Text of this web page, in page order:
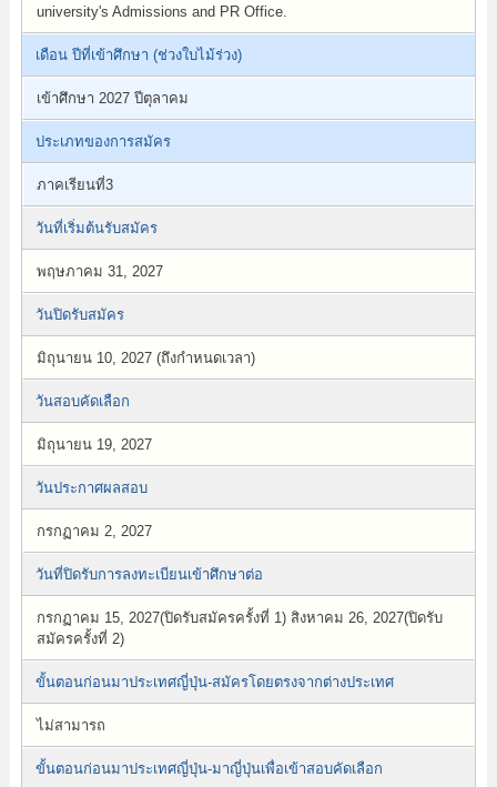
university's Admissions and PR Office.
เดือน ปีที่เข้าศึกษา (ช่วงใบไม้ร่วง)
เข้าศึกษา 2027 ปีตุลาคม
ประเภทของการสมัคร
ภาคเรียนที่3
วันที่เริ่มต้นรับสมัคร
พฤษภาคม 31, 2027
วันปิดรับสมัคร
มิถุนายน 10, 2027 (ถึงกำหนดเวลา)
วันสอบคัดเลือก
มิถุนายน 19, 2027
วันประกาศผลสอบ
กรกฏาคม 2, 2027
วันที่ปิดรับการลงทะเบียนเข้าศึกษาต่อ
กรกฏาคม 15, 2027(ปิดรับสมัครครั้งที่ 1) สิงหาคม 26, 2027(ปิดรับ
สมัครครั้งที่ 2)
ขั้นตอนก่อนมาประเทศญี่ปุ่น-สมัครโดยตรงจากต่างประเทศ
ไม่สามารถ
ขั้นตอนก่อนมาประเทศญี่ปุ่น-มาญี่ปุ่นเพื่อเข้าสอบคัดเลือก